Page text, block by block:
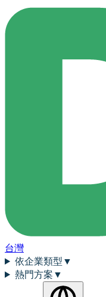
台灣
依企業類型 ▼
熱門方案 ▼